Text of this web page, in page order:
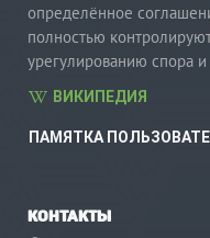
определённое
полностью
урегулированию спора
ВИКИПЕДИЯ
ПАМЯТКА
КОНТАКТЫ